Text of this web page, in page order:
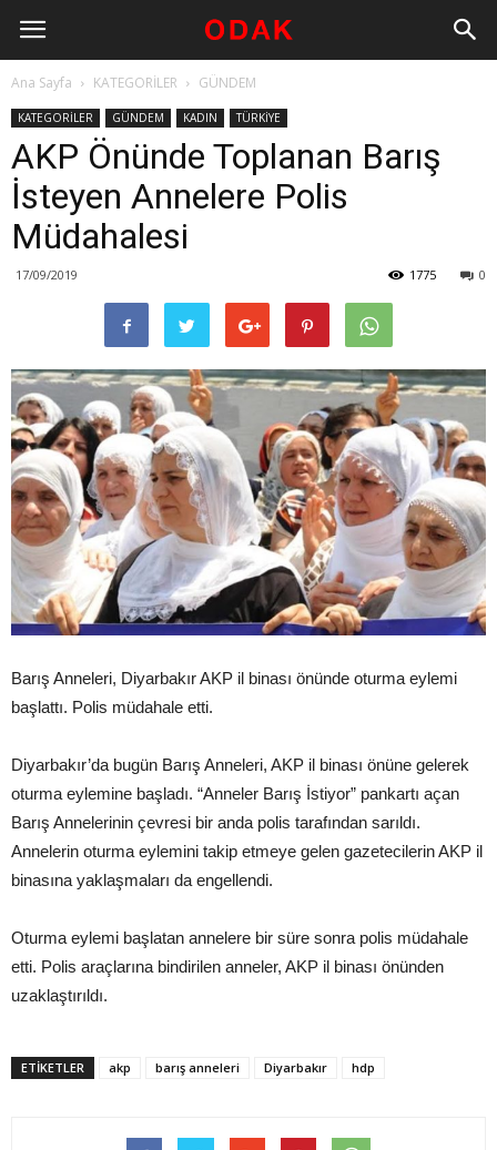
Ana Sayfa KATEGORİLER GÜNDEM
KATEGORİLER GÜNDEM KADIN TÜRKİYE
AKP Önünde Toplanan Barış
İsteyen Annelere Polis
Müdahalesi
17/09/2019 0
1775
Barış Anneleri, Diyarbakır AKP il binası önünde oturma eylemi
başlattı. Polis müdahale etti.
Diyarbakır’da bugün Barış Anneleri, AKP il binası önüne gelerek
oturma eylemine başladı. “Anneler Barış İstiyor” pankartı açan
Barış Annelerinin çevresi bir anda polis tarafından sarıldı.
Annelerin oturma eylemini takip etmeye gelen gazetecilerin AKP il
binasına yaklaşmaları da engellendi.
Oturma eylemi başlatan annelere bir süre sonra polis müdahale
etti. Polis araçlarına bindirilen anneler, AKP il binası önünden
uzaklaştırıldı.
ETIKETLER akp barış anneleri Diyarbakır hdp